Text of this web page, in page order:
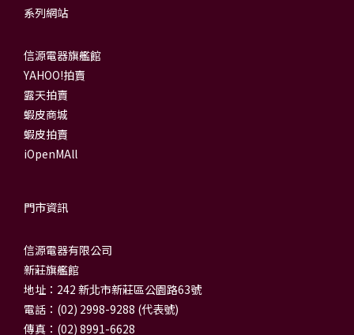
系列網站
信源電器旗艦館
YAHOO!拍賣
露天拍賣
蝦皮商城
蝦皮拍賣
iOpenMAll
門市資訊
信源電器有限公司
新莊旗艦館
地址：242 新北市新莊區公園路63號
電話：(02) 2998-9288 (代表號)
傳真：(02) 8991-6628